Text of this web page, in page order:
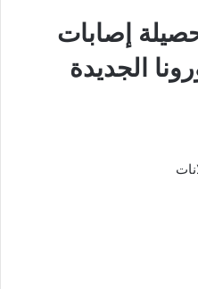
إصابات
الجديدة